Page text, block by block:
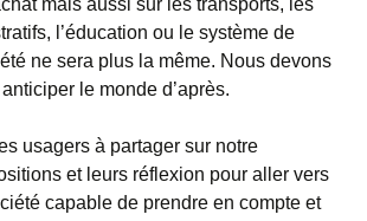
mais aussi sur les transports, les
l’éducation ou le système de
ne sera plus la même. Nous devons
le monde d’après.
usagers à partager sur notre
et leurs réflexion pour aller vers
capable de prendre en compte et